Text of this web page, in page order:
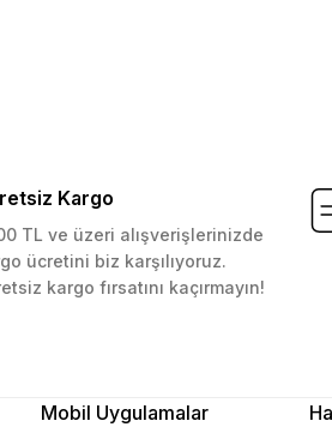
Kargo
TL ve üzeri alışverişlerinizde
ücretini biz karşılıyoruz.
kargo fırsatını kaçırmayın!
Mobil Uygulamalar